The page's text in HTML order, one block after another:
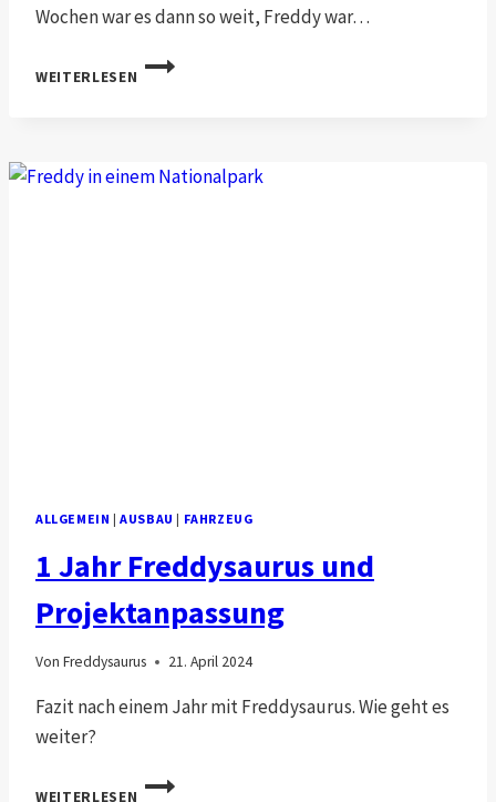
Wochen war es dann so weit, Freddy war…
WEITERLESEN
UMBAU,
AFRIKA
ALLGEMEIN |AUSBAU | FAHRZEUG
1 Jahr Freddysaurus und
Projektanpassung
Von Freddysaurus 21. April 2024
Fazit nach einem Jahr mit Freddysaurus. Wie geht es
weiter?
WEITERLESEN
1